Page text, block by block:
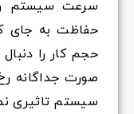
سرعت سیستم
حفاظت به جای
حجم کار را
صورت جداگانه
سیستم تاثیری